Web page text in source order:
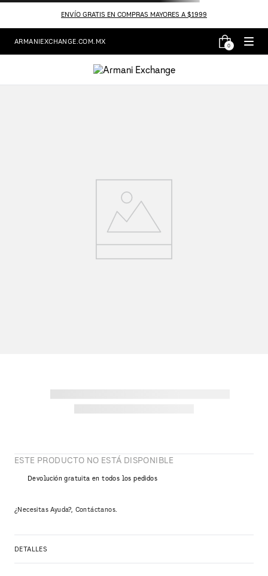
ENVÍO GRATIS EN COMPRAS MAYORES A $1999
ARMANIEXCHANGE.COM.MX 0
ESTE PRODUCTO NO ESTÁ DISPONIBLE
Devolución gratuita en todos los pedidos
¿Necesitas Ayuda?, Contáctanos.
DETALLES